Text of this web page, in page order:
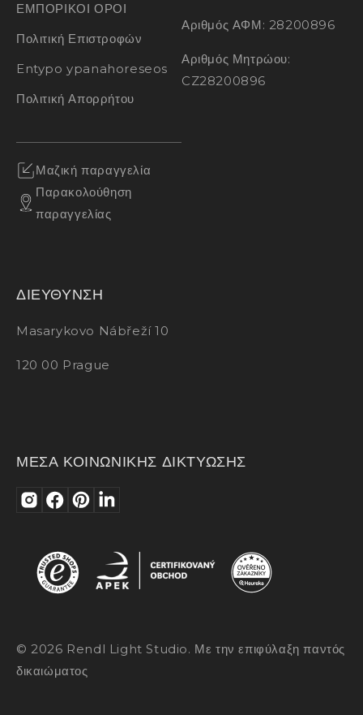
ΕΜΠΟΡΙΚΟΙ ΟΡΟΙ
Πολιτική Επιστροφών
Entypo ypanahoreseos
Πολιτική Απορρήτου
Μαζική παραγγελία
Παρακολούθηση
παραγγελίας
Αριθμός ΑΦΜ: 28200896
Αριθμός Μητρώου:
CZ28200896
ΔΙΕΥΘΥΝΣΗ
Masarykovo Nábřeží 10
120 00 Prague
ΜΕΣΑ ΚΟΙΝΩΝΙΚΗΣ ΔΙΚΤΥΩΣΗΣ
© 2026 Rendl Light Studio. Με την επιφύλαξη παντός
δικαιώματος